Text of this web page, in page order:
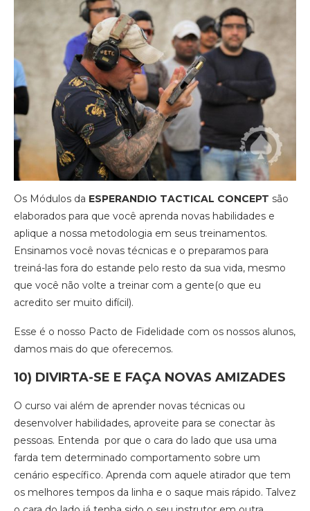
Os Módulos da ESPERANDIO TACTICAL CONCEPT são
elaborados para que você aprenda novas habilidades e
aplique a nossa metodologia em seus treinamentos.
Ensinamos você novas técnicas e o preparamos para
treiná-las fora do estande pelo resto da sua vida, mesmo
que você não volte a treinar com a gente(o que eu
acredito ser muito difícil).
Esse é o nosso Pacto de Fidelidade com os nossos alunos,
damos mais do que oferecemos.
10) DIVIRTA-SE E FAÇA NOVAS AMIZADES
O curso vai além de aprender novas técnicas ou
desenvolver habilidades, aproveite para se conectar às
pessoas. Entenda por que o cara do lado que usa uma
farda tem determinado comportamento sobre um
cenário específico. Aprenda com aquele atirador que tem
os melhores tempos da linha e o saque mais rápido. Talvez